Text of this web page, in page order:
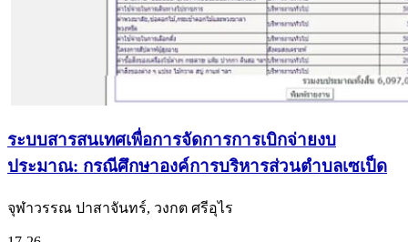
ระบบสารสนเทศเพื่อการจัดการการเบิกจ่ายงบ
ประมาณ: กรณีศึกษาองค์การบริหารส่วนตำบลเซเป็ด
จุฬาวรรณ ปาสาจันทร์, วงกต ศรีอุไร